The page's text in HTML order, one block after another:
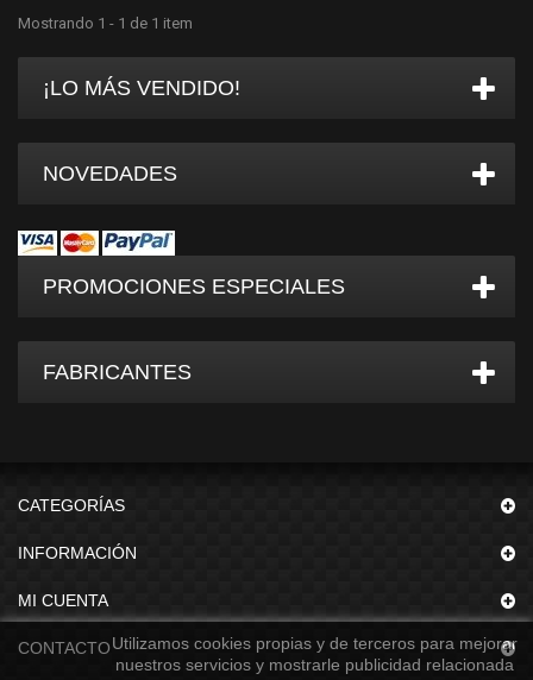
Mostrando 1 - 1 de 1 item
¡LO MÁS VENDIDO!
NOVEDADES
PROMOCIONES ESPECIALES
FABRICANTES
CATEGORÍAS
INFORMACIÓN
MI CUENTA
CONTACTOUtilizamos cookies propias y de terceros para mejorar
nuestros servicios y mostrarle publicidad relacionada